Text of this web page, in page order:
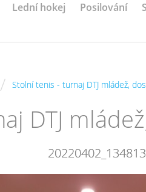
Lední hokej Posilování
/ Stolní tenis - turnaj DTJ mládež,
DTJ
20220402_134813